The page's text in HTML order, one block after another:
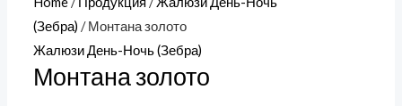
(Зебра) / Монтана золото
Жалюзи День-Ночь (Зебра)
Монтана золото